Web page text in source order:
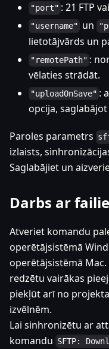
"port" : 21 FTP
"username" un
lietotājvārds un
"remotePath" :
vēlaties strādāt.
"uploadOnSave" :
opcija,
Paroles parametrs
izlaists,
Saglabājiet un
Darbs ar
Atveriet komandu
operētājsistēmā
operētājsistēmā
redzētu vairākas
piekļūt arī no
izvēlnēm.
Lai sinhronizētu ar
komandu SFTP: